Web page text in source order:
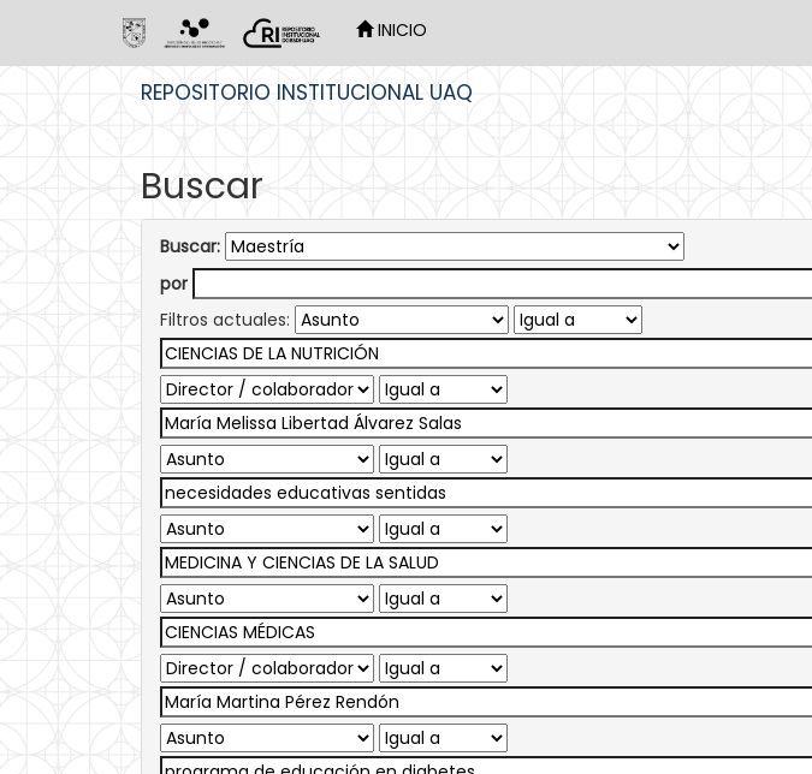
INICIO
REPOSITORIO INSTITUCIONAL UAQ
Buscar
Buscar:
por
Filtros actuales: